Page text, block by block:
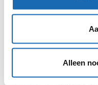
Alleen